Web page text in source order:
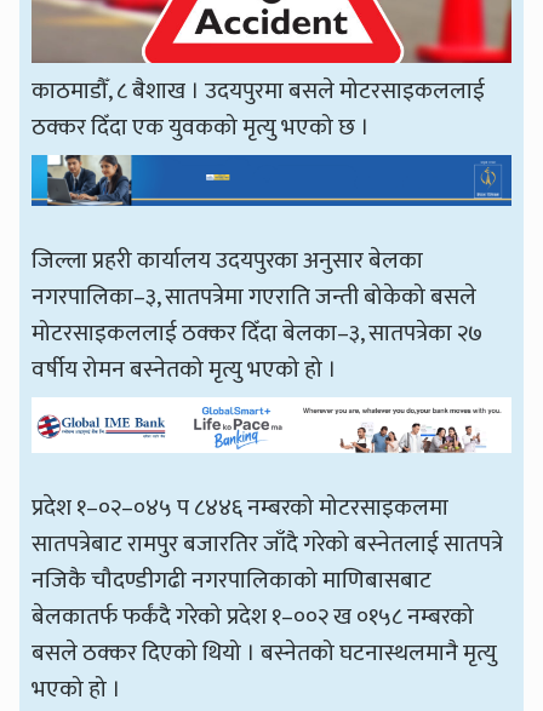
काठमाडौँ, ८ बैशाख । उदयपुरमा बसले मोटरसाइकललाई
ठक्कर दिँदा एक युवकको मृत्यु भएको छ ।
जिल्ला प्रहरी कार्यालय उदयपुरका अनुसार बेलका
नगरपालिका–३, सातपत्रेमा गएराति जन्ती बोकेको बसले
मोटरसाइकललाई ठक्कर दिँदा बेलका–३, सातपत्रेका २७
वर्षीय रोमन बस्नेतको मृत्यु भएको हो ।
प्रदेश १–०२–०४५ प ८४४६ नम्बरको मोटरसाइकलमा
सातपत्रेबाट रामपुर बजारतिर जाँदै गरेको बस्नेतलाई सातपत्रे
नजिकै चौदण्डीगढी नगरपालिकाको माणिबासबाट
बेलकातर्फ फर्कंदै गरेको प्रदेश १–००२ ख ०१५८ नम्बरको
बसले ठक्कर दिएको थियो । बस्नेतको घटनास्थलमानै मृत्यु
भएको हो ।